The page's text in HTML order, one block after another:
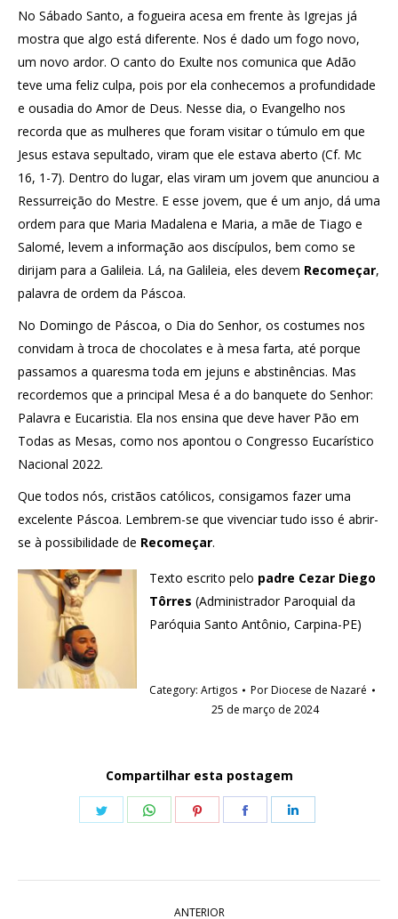
No Sábado Santo, a fogueira acesa em frente às Igrejas já
mostra que algo está diferente. Nos é dado um fogo novo,
um novo ardor. O canto do Exulte nos comunica que Adão
teve uma feliz culpa, pois por ela conhecemos a profundidade
e ousadia do Amor de Deus. Nesse dia, o Evangelho nos
recorda que as mulheres que foram visitar o túmulo em que
Jesus estava sepultado, viram que ele estava aberto (Cf. Mc
16, 1-7). Dentro do lugar, elas viram um jovem que anunciou a
Ressurreição do Mestre. E esse jovem, que é um anjo, dá uma
ordem para que Maria Madalena e Maria, a mãe de Tiago e
Salomé, levem a informação aos discípulos, bem como se
dirijam para a Galileia. Lá, na Galileia, eles devem Recomeçar,
palavra de ordem da Páscoa.
No Domingo de Páscoa, o Dia do Senhor, os costumes nos
convidam à troca de chocolates e à mesa farta, até porque
passamos a quaresma toda em jejuns e abstinências. Mas
recordemos que a principal Mesa é a do banquete do Senhor:
Palavra e Eucaristia. Ela nos ensina que deve haver Pão em
Todas as Mesas, como nos apontou o Congresso Eucarístico
Nacional 2022.
Que todos nós, cristãos católicos, consigamos fazer uma
excelente Páscoa. Lembrem-se que vivenciar tudo isso é abrir-
se à possibilidade de Recomeçar.
Texto escrito pelo padre Cezar Diego
Tôrres (Administrador Paroquial da
Paróquia Santo Antônio, Carpina-PE)
Category: Artigos PorDiocese de Nazaré
25 de março de 2024
Compartilhar esta postagem
Share
Share
Share
Share
ANTERIOR